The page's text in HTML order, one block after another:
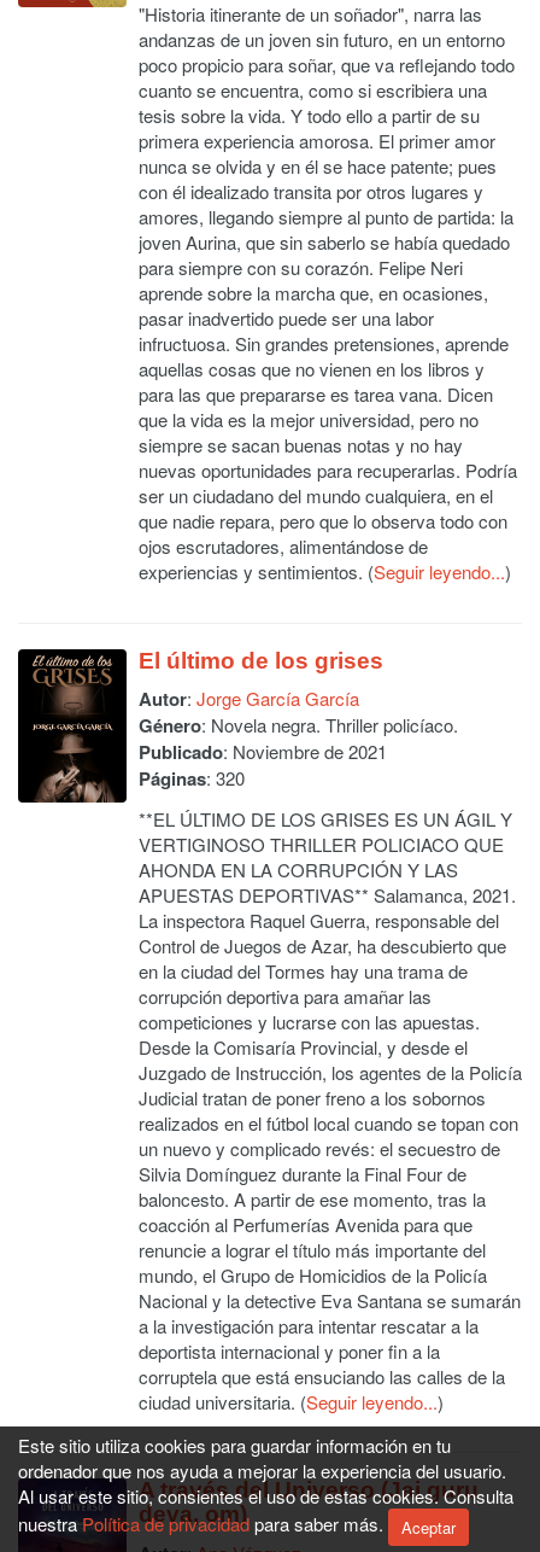
"Historia itinerante de un soñador", narra las
andanzas de un joven sin futuro, en un entorno
poco propicio para soñar, que va reflejando todo
cuanto se encuentra, como si escribiera una
tesis sobre la vida. Y todo ello a partir de su
primera experiencia amorosa. El primer amor
nunca se olvida y en él se hace patente; pues
con él idealizado transita por otros lugares y
amores, llegando siempre al punto de partida: la
joven Aurina, que sin saberlo se había quedado
para siempre con su corazón. Felipe Neri
aprende sobre la marcha que, en ocasiones,
pasar inadvertido puede ser una labor
infructuosa. Sin grandes pretensiones, aprende
aquellas cosas que no vienen en los libros y
para las que prepararse es tarea vana. Dicen
que la vida es la mejor universidad, pero no
siempre se sacan buenas notas y no hay
nuevas oportunidades para recuperarlas. Podría
ser un ciudadano del mundo cualquiera, en el
que nadie repara, pero que lo observa todo con
ojos escrutadores, alimentándose de
experiencias y sentimientos. (Seguir leyendo...)
El último de los grises
Autor: Jorge García García
Género: Novela negra. Thriller policíaco.
Publicado: Noviembre de 2021
Páginas: 320
**EL ÚLTIMO DE LOS GRISES ES UN ÁGIL Y
VERTIGINOSO THRILLER POLICIACO QUE
AHONDA EN LA CORRUPCIÓN Y LAS
APUESTAS DEPORTIVAS** Salamanca, 2021.
La inspectora Raquel Guerra, responsable del
Control de Juegos de Azar, ha descubierto que
en la ciudad del Tormes hay una trama de
corrupción deportiva para amañar las
competiciones y lucrarse con las apuestas.
Desde la Comisaría Provincial, y desde el
Juzgado de Instrucción, los agentes de la Policía
Judicial tratan de poner freno a los sobornos
realizados en el fútbol local cuando se topan con
un nuevo y complicado revés: el secuestro de
Silvia Domínguez durante la Final Four de
baloncesto. A partir de ese momento, tras la
coacción al Perfumerías Avenida para que
renuncie a lograr el título más importante del
mundo, el Grupo de Homicidios de la Policía
Nacional y la detective Eva Santana se sumarán
a la investigación para intentar rescatar a la
deportista internacional y poner fin a la
corruptela que está ensuciando las calles de la
ciudad universitaria. (Seguir leyendo...)
A través del Universo (Jai guru
deva, om)
Este sitio utiliza cookies para guardar información en tu
ordenador que nos ayuda a mejorar la experiencia del usuario.
Al usar este sitio, consientes el uso de estas cookies. Consulta
nuestraPolítica de privacidadpara saber más. Aceptar